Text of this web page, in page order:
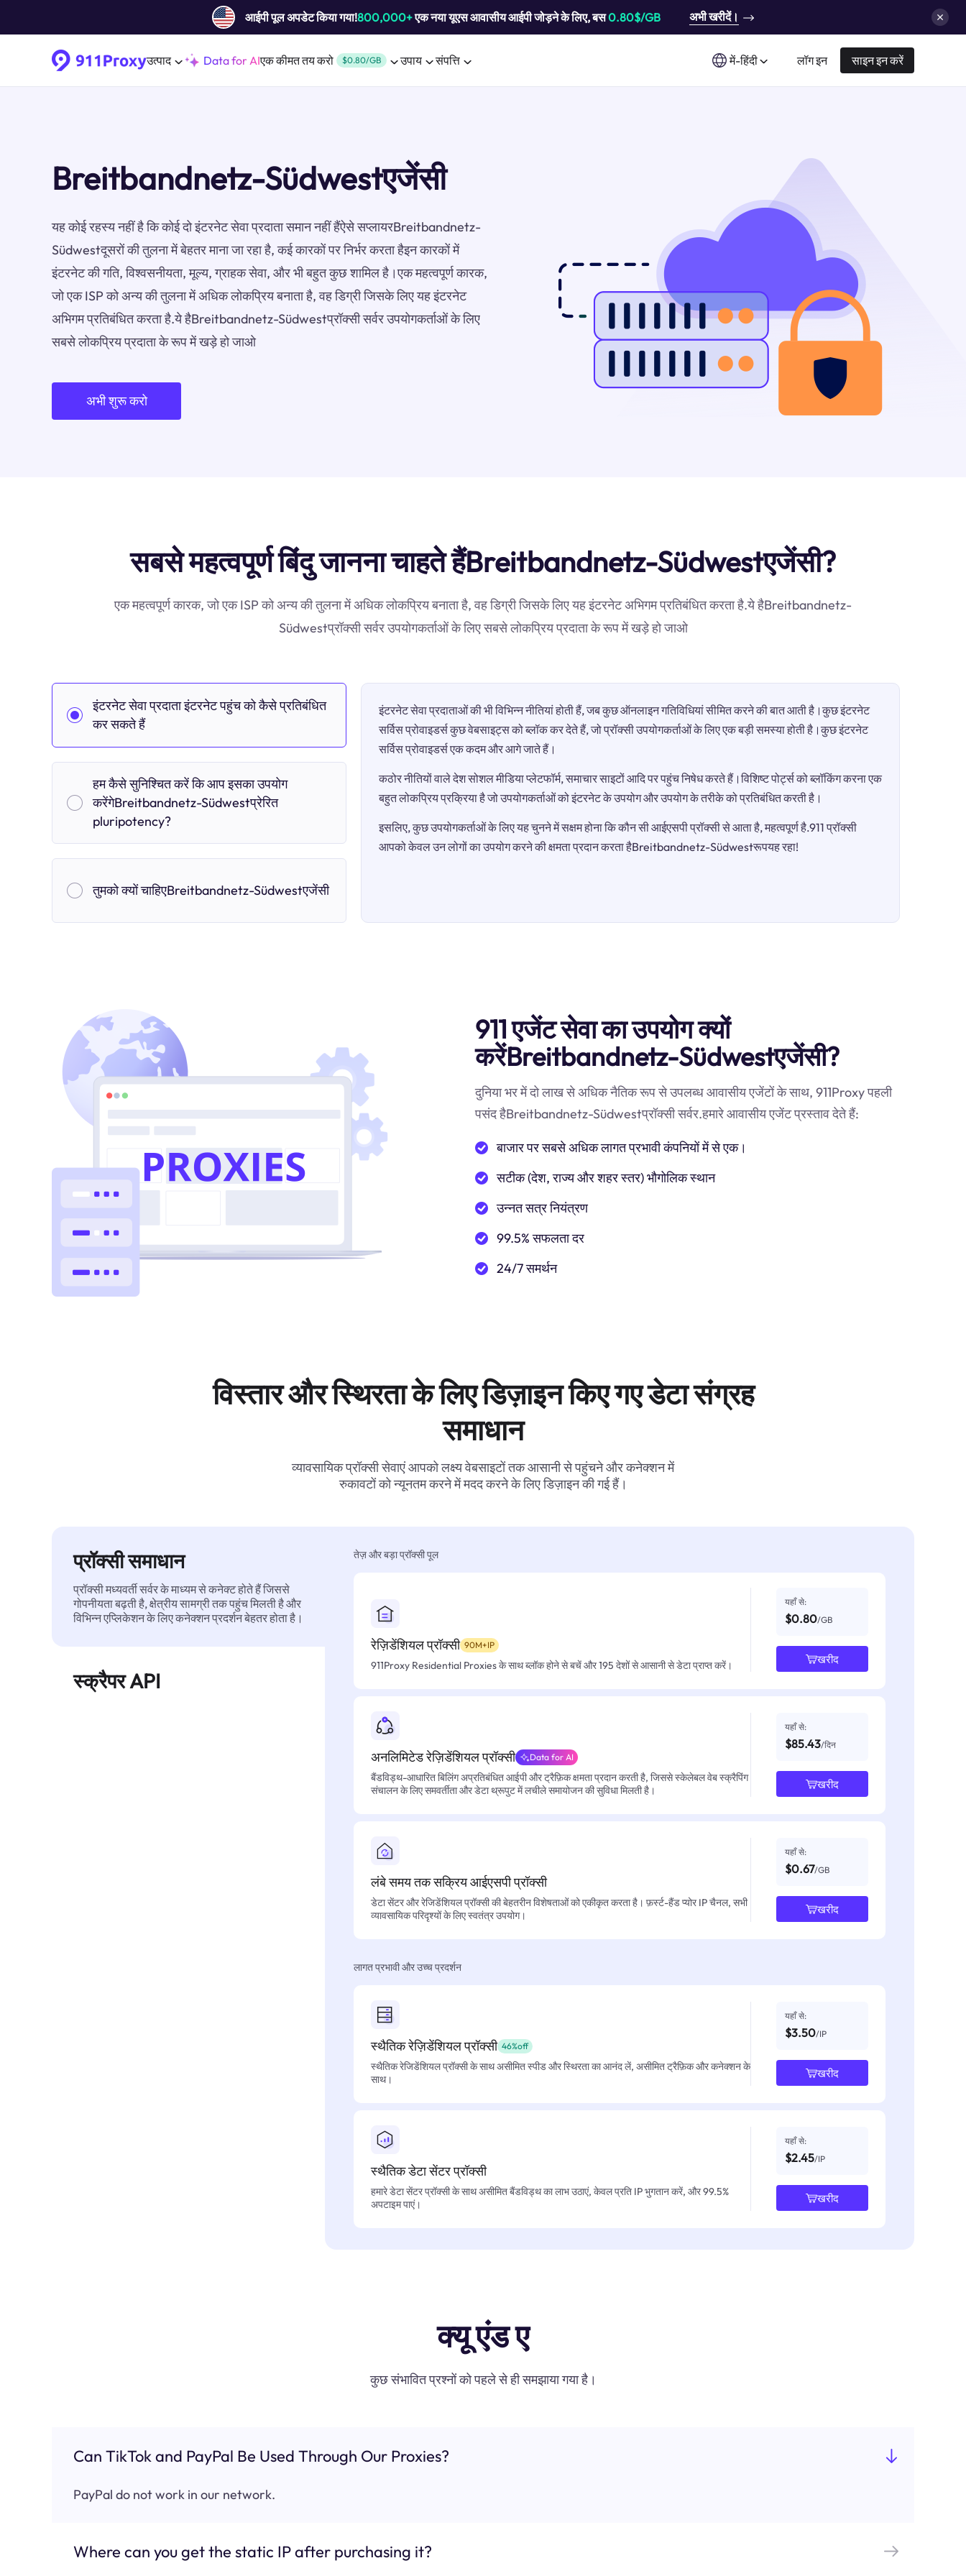
आईपी ​​पूल अपडेट किया गया!800,000+एक नया यूएस आवासीय आईपी जोड़ने के लिए, बस0.80$/GB अभी खरीदें।
उत्पाद Data for AIएक कीमत तय करो $0.80/GB उपाय संपत्ति में-हिंदी लॉग इन साइन इन करें
Breitbandnetz-Südwestएजेंसी
यह कोई रहस्य नहीं है कि कोई दो इंटरनेट सेवा प्रदाता समान नहीं हैंऐसे सप्लायरBreitbandnetz-
Südwestदूसरों की तुलना में बेहतर माना जा रहा है, कई कारकों पर निर्भर करता हैइन कारकों में
इंटरनेट की गति, विश्वसनीयता, मूल्य, ग्राहक सेवा, और भी बहुत कुछ शामिल है।एक महत्वपूर्ण कारक,
जो एक ISP को अन्य की तुलना में अधिक लोकप्रिय बनाता है, वह डिग्री जिसके लिए यह इंटरनेट
अभिगम प्रतिबंधित करता है.ये हैBreitbandnetz-Südwestप्रॉक्सी सर्वर उपयोगकर्ताओं के लिए
सबसे लोकप्रिय प्रदाता के रूप में खड़े हो जाओ
अभी शुरू करो
सबसे महत्वपूर्ण बिंदु जानना चाहते हैंBreitbandnetz-Südwestएजेंसी?
एक महत्वपूर्ण कारक, जो एक ISP को अन्य की तुलना में अधिक लोकप्रिय बनाता है, वह डिग्री जिसके लिए यह इंटरनेट अभिगम प्रतिबंधित करता है.ये हैBreitbandnetz-
Südwestप्रॉक्सी सर्वर उपयोगकर्ताओं के लिए सबसे लोकप्रिय प्रदाता के रूप में खड़े हो जाओ
इंटरनेट सेवा प्रदाता इंटरनेट पहुंच को कैसे प्रतिबंधित
कर सकते हैं
हम कैसे सुनिश्चित करें कि आप इसका उपयोग
करेंगेBreitbandnetz-Südwestप्रेरित
pluripotency?
तुमको क्यों चाहिएBreitbandnetz-Südwestएजेंसी
इंटरनेट सेवा प्रदाताओं की भी विभिन्न नीतियां होती हैं, जब कुछ ऑनलाइन गतिविधियां सीमित करने की बात आती है।कुछ इंटरनेट
सर्विस प्रोवाइडर्स कुछ वेबसाइट्स को ब्लॉक कर देते हैं, जो प्रॉक्सी उपयोगकर्ताओं के लिए एक बड़ी समस्या होती है।कुछ इंटरनेट
सर्विस प्रोवाइडर्स एक कदम और आगे जाते हैं।
कठोर नीतियों वाले देश सोशल मीडिया प्लेटफॉर्म, समाचार साइटों आदि पर पहुंच निषेध करते हैं।विशिष्ट पोर्ट्स को ब्लॉकिंग करना एक
बहुत लोकप्रिय प्रक्रिया है जो उपयोगकर्ताओं को इंटरनेट के उपयोग और उपयोग के तरीके को प्रतिबंधित करती है।
इसलिए, कुछ उपयोगकर्ताओं के लिए यह चुनने में सक्षम होना कि कौन सी आईएसपी प्रॉक्सी से आता है, महत्वपूर्ण है.911 प्रॉक्सी
आपको केवल उन लोगों का उपयोग करने की क्षमता प्रदान करता हैBreitbandnetz-Südwestरूपयह रहा!
911 एजेंट सेवा का उपयोग क्यों
करेंBreitbandnetz-Südwestएजेंसी?
दुनिया भर में दो लाख से अधिक नैतिक रूप से उपलब्ध आवासीय एजेंटों के साथ, 911Proxy पहली
पसंद हैBreitbandnetz-Südwestप्रॉक्सी सर्वर.हमारे आवासीय एजेंट प्रस्ताव देते हैं:
बाजार पर सबसे अधिक लागत प्रभावी कंपनियों में से एक।
सटीक (देश, राज्य और शहर स्तर) भौगोलिक स्थान
उन्नत सत्र नियंत्रण
99.5% सफलता दर
24/7 समर्थन
विस्तार और स्थिरता के लिए डिज़ाइन किए गए डेटा संग्रह
समाधान
व्यावसायिक प्रॉक्सी सेवाएं आपको लक्ष्य वेबसाइटों तक आसानी से पहुंचने और कनेक्शन में
रुकावटों को न्यूनतम करने में मदद करने के लिए डिज़ाइन की गई हैं।
प्रॉक्सी समाधान
प्रॉक्सी मध्यवर्ती सर्वर के माध्यम से कनेक्ट होते हैं जिससे
गोपनीयता बढ़ती है, क्षेत्रीय सामग्री तक पहुंच मिलती है और
विभिन्न एप्लिकेशन के लिए कनेक्शन प्रदर्शन बेहतर होता है।
स्क्रैपर API
तेज़ और बड़ा प्रॉक्सी पूल
रेज़िडेंशियल प्रॉक्सी 90M+IP
911Proxy Residential Proxies के साथ ब्लॉक होने से बचें और 195 देशों से आसानी से डेटा प्राप्त करें।
यहाँ से:
$0.80/GB
खरीद
अनलिमिटेड रेज़िडेंशियल प्रॉक्सी Data for AI
बैंडविड्थ-आधारित बिलिंग अप्रतिबंधित आईपी और ट्रैफ़िक क्षमता प्रदान करती है, जिससे स्केलेबल वेब स्क्रैपिंग
संचालन के लिए समवर्तीता और डेटा थ्रूपुट में लचीले समायोजन की सुविधा मिलती है।
यहाँ से:
$85.43/दिन
खरीद
लंबे समय तक सक्रिय आईएसपी प्रॉक्सी
डेटा सेंटर और रेजिडेंशियल प्रॉक्सी की बेहतरीन विशेषताओं को एकीकृत करता है। फ़र्स्ट-हैंड प्योर IP चैनल, सभी
व्यावसायिक परिदृश्यों के लिए स्वतंत्र उपयोग।
यहाँ से:
$0.67/GB
खरीद
लागत प्रभावी और उच्च प्रदर्शन
स्थैतिक रेज़िडेंशियल प्रॉक्सी 46%off
स्थैतिक रेजिडेंशियल प्रॉक्सी के साथ असीमित स्पीड और स्थिरता का आनंद लें, असीमित ट्रैफ़िक और कनेक्शन के
साथ।
यहाँ से:
$3.50/IP
खरीद
स्थैतिक डेटा सेंटर प्रॉक्सी
हमारे डेटा सेंटर प्रॉक्सी के साथ असीमित बैंडविड्थ का लाभ उठाएं, केवल प्रति IP भुगतान करें, और 99.5%
अपटाइम पाएं।
यहाँ से:
$2.45/IP
खरीद
क्यू एंड ए
कुछ संभावित प्रश्नों को पहले से ही समझाया गया है।
Can TikTok and PayPal Be Used Through Our Proxies?
PayPal do not work in our network.
Where can you get the static IP after purchasing it?